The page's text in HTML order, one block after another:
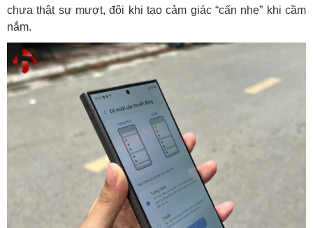
chưa thật sự mượt, đôi khi tạo cảm giác “cấn nhẹ” khi cầm
nắm.